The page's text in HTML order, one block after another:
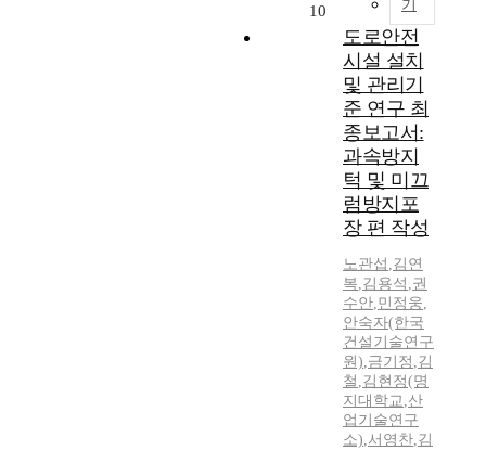
기
10
도로안전
시설 설치
및 관리기
준 연구 최
종보고서:
과속방지
턱 및 미끄
럼방지포
장 편 작성
노관섭 ,김연
복,김용석 ,권
수안,민정웅,
안숙자(한국
건설기술연구
원),금기정 ,김
철 ,김현정(명
지대학교,산
업기술연구
소),서영찬,김